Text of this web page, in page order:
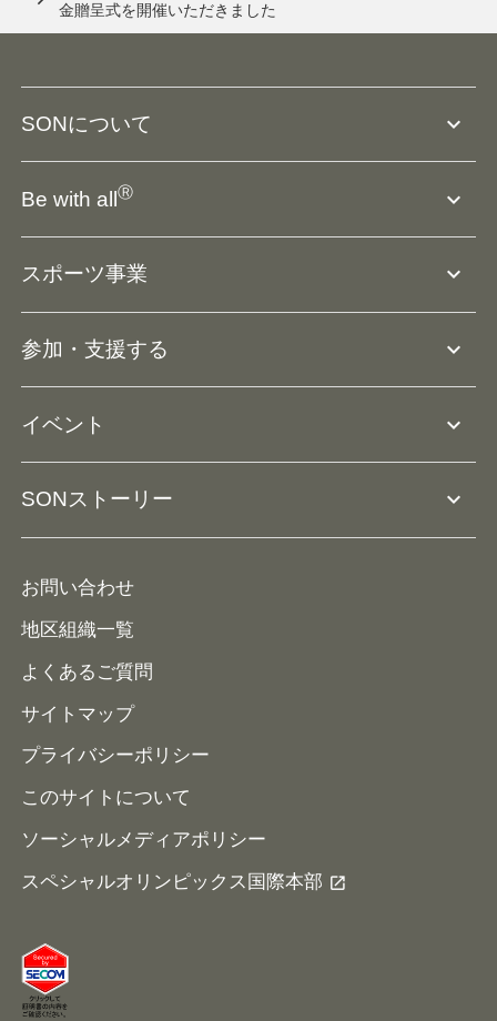
金贈呈式を開催いただきました
SONについて expand_more
SO組織について
役員等一覧
リソースページ
Be with allⓇ expand_more
スポーツ事業 expand_more
ユニファイドスクール
参加・支援する expand_more
コーチとして参加
イベント expand_more
ナショナルゲームについて
SONストーリー expand_more
メディア
お問い合わせ
地区組織一覧
よくあるご質問
サイトマップ
プライバシーポリシー
このサイトについて
ソーシャルメディアポリシー
スペシャルオリンピックス国際本部